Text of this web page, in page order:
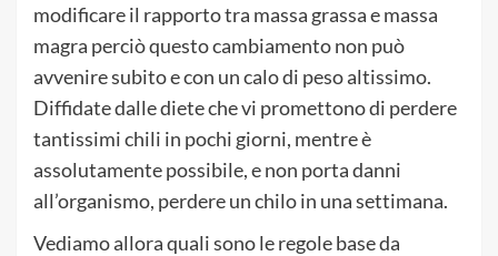
modificare il rapporto tra massa grassa e massa
magra perciò questo cambiamento non può
avvenire subito e con un calo di peso altissimo.
Diffidate dalle diete che vi promettono di perdere
tantissimi chili in pochi giorni, mentre è
assolutamente possibile, e non porta danni
all’organismo, perdere un chilo in una settimana.
Vediamo allora quali sono le regole base da